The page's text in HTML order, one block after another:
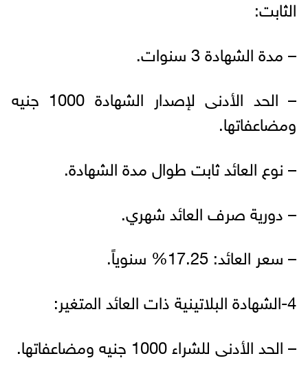
الثابت:
– مدة الشهادة 3 سنوات.
– الحد الأدنى لإصدار الشهادة 1000 جنيه
ومضاعفاتها.
– نوع العائد ثابت طوال مدة الشهادة.
– دورية صرف العائد شهري.
– سعر العائد: 17.25% سنوياً.
4-الشهادة البلاتينية ذات العائد المتغير:
– الحد الأدنى للشراء 1000 جنيه ومضاعفاتها.